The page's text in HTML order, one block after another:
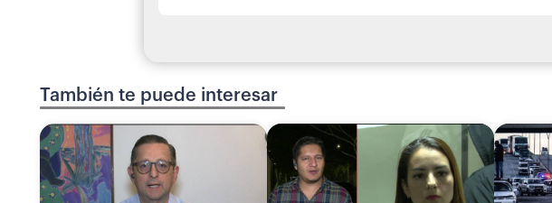
También te puede interesar